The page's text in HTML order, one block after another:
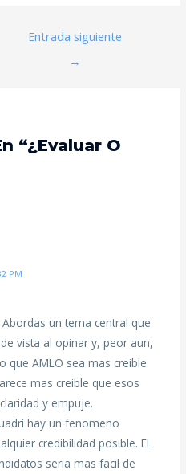
Entrada siguiente
→
“¿Evaluar O
PM
un tema central que
vista al opinar y, peor aun,
que AMLO sea mas creible
mas creible que esos
y empuje.
hay un fenomeno
credibilidad posible. El
seria mas facil de